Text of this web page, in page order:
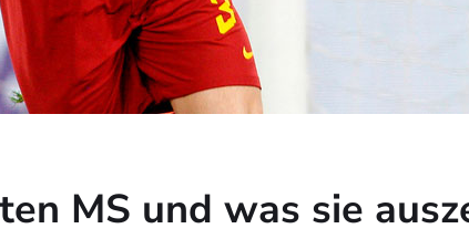
MS und was sie